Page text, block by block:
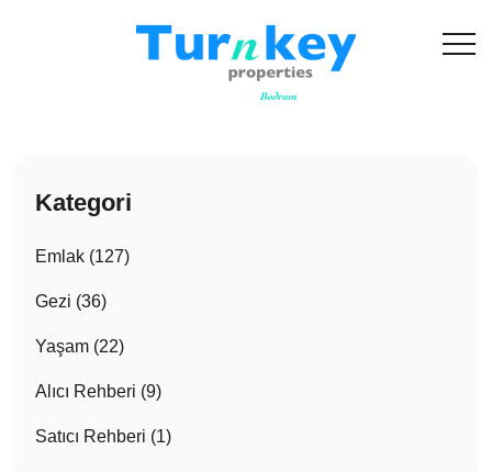
Kategori
Emlak (127)
Gezi (36)
Yaşam (22)
Alıcı Rehberi (9)
Satıcı Rehberi (1)